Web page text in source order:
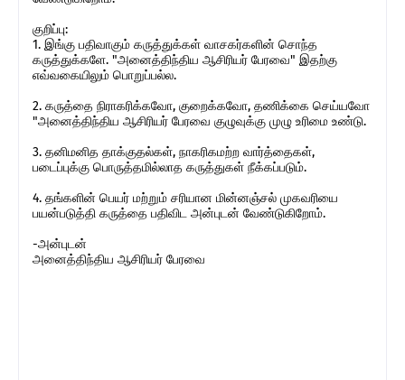
குறிப்பு:
1. இங்கு பதிவாகும் கருத்துக்கள் வாசகர்களின் சொந்த
கருத்துக்களே. "அனைத்திந்திய ஆசிரியர் பேரவை" இதற்கு
எவ்வகையிலும் பொறுப்பல்ல.
2. கருத்தை நிராகரிக்கவோ, குறைக்கவோ, தணிக்கை செய்யவோ
"அனைத்திந்திய ஆசிரியர் பேரவை குழுவுக்கு முழு உரிமை உண்டு.
3. தனிமனித தாக்குதல்கள், நாகரிகமற்ற வார்த்தைகள்,
படைப்புக்கு பொருத்தமில்லாத கருத்துகள் நீக்கப்படும்.
4. தங்களின் பெயர் மற்றும் சரியான மின்னஞ்சல் முகவரியை
பயன்படுத்தி கருத்தை பதிவிட அன்புடன் வேண்டுகிறோம்.
-அன்புடன்
அனைத்திந்திய ஆசிரியர் பேரவை